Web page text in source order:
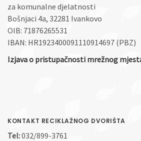
za komunalne djelatnosti
Bošnjaci 4a, 32281 Ivankovo
OIB: 71876265531
IBAN: HR1923400091110914697 (PBZ)
Izjava o pristupačnosti mrežnog
KONTAKT RECIKLAŽNOG DVORIŠTA
Tel:032/899-3761